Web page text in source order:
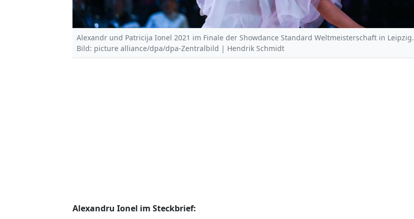
Alexandr und Patricija Ionel 2021 im Finale der Showdance Standard Weltmeisterschaft in Leipzig.
Bild: picture alliance/dpa/dpa-Zentralbild | Hendrik Schmidt
Alexandru Ionel im Steckbrief: